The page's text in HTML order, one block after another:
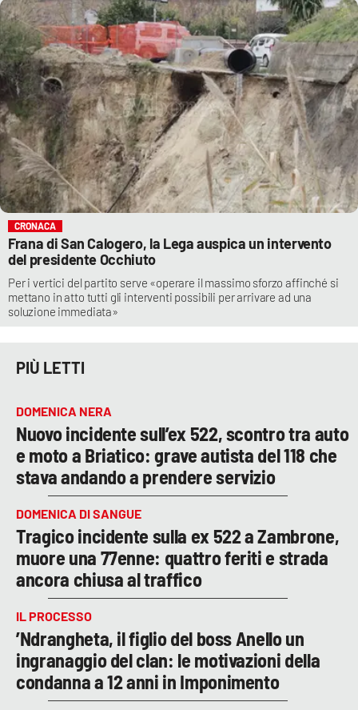
CRONACA
Frana di San Calogero, la Lega auspica un intervento
del presidente Occhiuto
Per i vertici del partito serve «operare il massimo sforzo affinché si
mettano in atto tutti gli interventi possibili per arrivare ad una
soluzione immediata»
PIÙ LETTI
DOMENICA NERA
Nuovo incidente sull’ex 522, scontro tra auto
e moto a Briatico: grave autista del 118 che
stava andando a prendere servizio
DOMENICA DI SANGUE
Tragico incidente sulla ex 522 a Zambrone,
muore una 77enne: quattro feriti e strada
ancora chiusa al traffico
IL PROCESSO
’Ndrangheta, il figlio del boss Anello un
ingranaggio del clan: le motivazioni della
condanna a 12 anni in Imponimento